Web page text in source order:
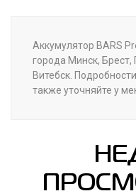
Аккумулятор BARS
города Минск, Брест,
Витебск.
также уточняйте у